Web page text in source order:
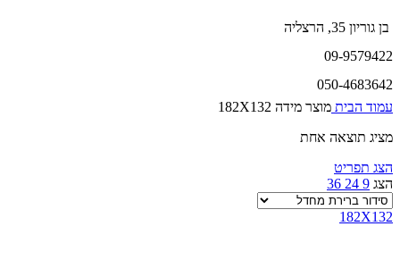
בן גוריון 35, הרצליה
09-9579422
050-4683642
עמוד הבית מוצר מידה 182X132
מציג תוצאה אחת
הצג תפריט
הצג 9
24
36
182X132